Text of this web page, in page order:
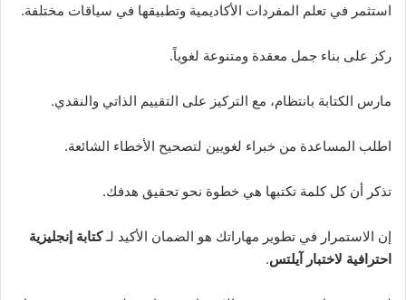
استثمر في تعلم المفردات الأكاديمية وتطبيقها في سياقات مختلفة.
ركز على بناء جمل معقدة ومتنوعة لغوياً.
مارس الكتابة بانتظام، مع التركيز على التقييم الذاتي والنقدي.
اطلب المساعدة من خبراء لغويين لتصحيح الأخطاء الشائعة.
تذكر أن كل كلمة تكتبها هي خطوة نحو تحقيق هدفك.
إن الاستمرار في تطوير مهاراتك هو الضمان الأكيد لـكتابة إنجليزية
احترافية لاختبار آيلتس.